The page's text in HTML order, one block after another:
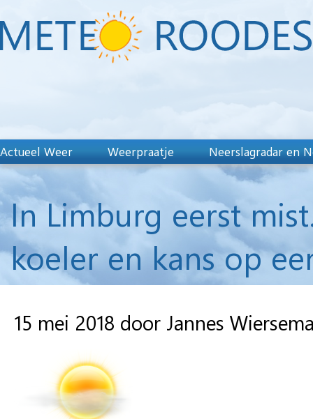
Actueel Weer Weerpraatje Neerslagradar en
In Limburg eerst
koeler en kans op
15 mei 2018 door Jannes